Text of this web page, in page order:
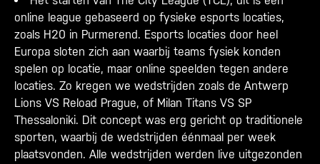
online league gebaseerd op fysieke esports locaties,
zoals H20 in Purmerend. Esports locaties door heel
Europa sloten zich aan waarbij teams fysiek konden
spelen op locatie, maar online speelden tegen andere
locaties. Zo kregen we wedstrijden zoals de Antwerp
Lions VS Reload Prague, of Milan Titans VS SP
Thessaloniki. Dit concept was erg gericht op traditionele
sporten, waarbij de wedstrijden éénmaal per week
plaatsvonden. Alle wedstrijden werden live uitgezonden